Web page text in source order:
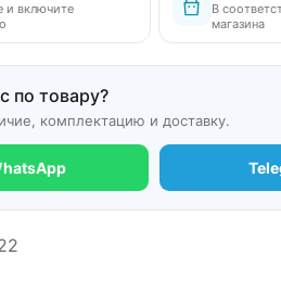
и включите
В
магазина
по товару?
комплектацию и доставку.